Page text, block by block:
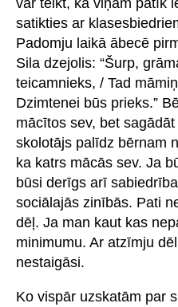
satikties ar
Padomju laikā ābecē
Sila dzejolis: “Šurp,
teicamnieks, / Tad
Dzimtenei būs prieks.”
mācītos sev, bet
skolotājs palīdz bērnam
ka katrs mācās sev. Ja
būsi derīgs arī
sociālajās zinībās. Pati
dēļ. Ja man kaut kas
minimumu. Ar atzīmju
nestaigāsi.
Ko vispār uzskatām par